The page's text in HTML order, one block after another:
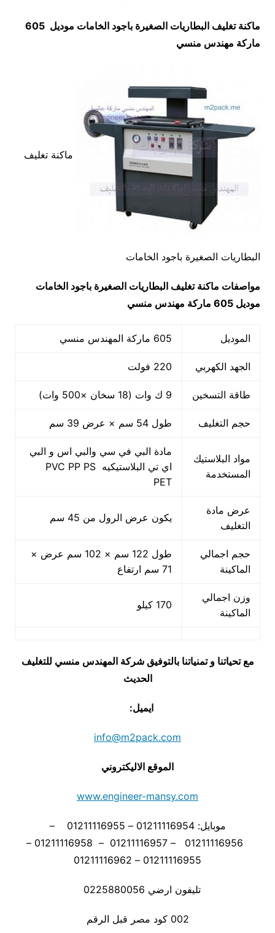
ماكنة تغليف البطاريات الصغيرة باجود الخامات موديل 605
ماركة مهندس منسي
ماكنة تغليف
البطاريات الصغيرة باجود الخامات
مواصفات ماكنة تغليف البطاريات الصغيرة باجود الخامات
موديل 605 ماركة مهندس منسي
الموديل 605 ماركة المهندس منسي
الجهد الكهربي 220 فولت
طاقة التسخين 9 ك وات (18 سخان ×500 وات)
حجم التغليف طول 54 سم × عرض 39 سم
مواد البلاستيك
المستخدمة
مادة البي في سي والبي اس و البي
اي تي البلاستيكيه PVC PP PS
PET
عرض مادة
التغليف
يكون عرض الرول من 45 سم
حجم اجمالي
الماكينة
طول 122 سم × 102 سم عرض ×
71 سم ارتفاع
وزن اجمالي
الماكينة
170 كيلو
مع تحياتنا و تمنياتنا بالتوفيق شركة المهندس منسي للتغليف
الحديث
ايميل:
info@m2pack.com
الموقع الاليكتروني
www.engineer-mansy.com
موبايل: 01211116954 – 01211116955 –
01211116956 – 01211116957 – 01211116958 –
01211116955 – 01211116962
تليفون ارضي 0225880056
002 كود مصر قبل الرقم